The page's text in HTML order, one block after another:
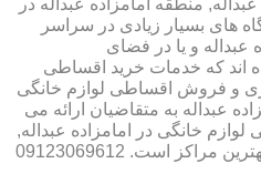
منطقه امامزاده عبداله در
های بسیار زیادی در سراسر
عبداله و یا در فضای
اند که خدمات خرید اقساطی
و فروش اقساطی لوازم خانگی
عبداله به متقاضیان ارائه می
خانگی در امامزاده عبداله,
منطقه امامزاده عبداله یکی از بهترین مراکز است. 09123069612